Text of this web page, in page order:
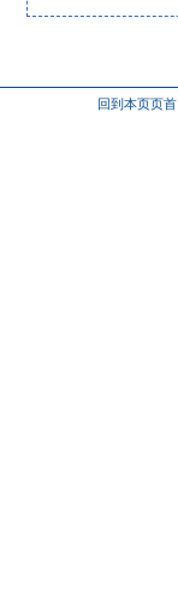
回到本页页首